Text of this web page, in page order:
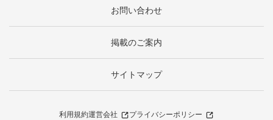
お問い合わせ
掲載のご案内
サイトマップ
利用規約運営会社
プライバシーポリシー